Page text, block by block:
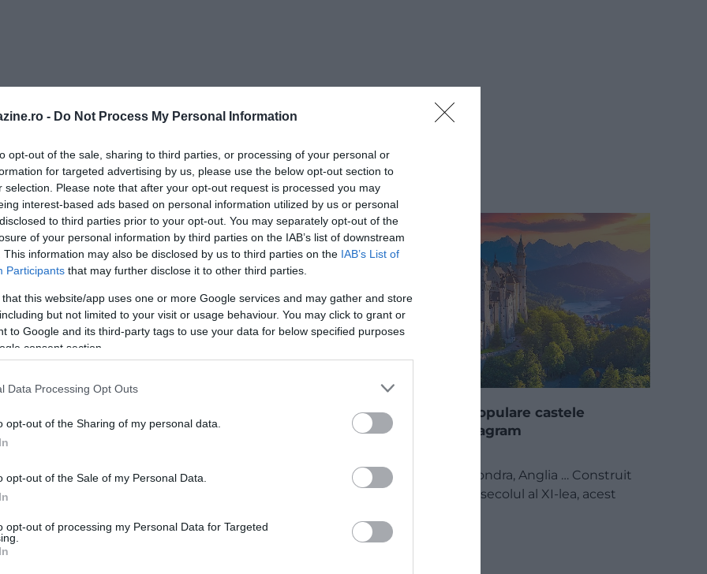
- Do Not Process My Personal Information
opt-out of the sale, sharing to third parties, or processing of your personal or
for targeted advertising by us, please use the below opt-out section to
selection. Please note that after your opt-out request is processed you may
interest-based ads based on personal information utilized by us or personal
to third parties prior to your opt-out. You may separately opt-out of the
of your personal information by third parties on the IAB’s list of downstream
This information may also be disclosed by us to third parties on the IAB’s List of
Participants that may further disclose it to other third parties.
that this website/app uses one or more Google services and may gather and store
but not limited to your visit or usage behaviour. You may click to grant or
to Google and its third-party tags to use your data for below specified purposes
consent section.
Data Processing Opt Outs
opt-out of the Sharing of my personal data.
opt-out of the Sale of my Personal Data.
opt-out of processing my Personal Data for Targeted
​1. Alicante, Spania – în medie 349 de ore de
Top 10 cele mai populare castele
europene pe Instagram
​1. Turnul Londrei - Londra, Anglia … Construit
pe malul Tamisei în secolul al XI-lea, acest
DESTINAȚII